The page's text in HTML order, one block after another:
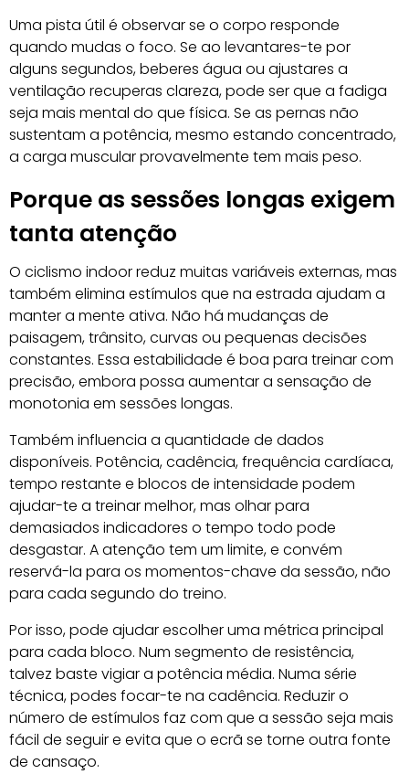
Uma pista útil é observar se o corpo responde
quando mudas o foco. Se ao levantares-te por
alguns segundos, beberes água ou ajustares a
ventilação recuperas clareza, pode ser que a fadiga
seja mais mental do que física. Se as pernas não
sustentam a potência, mesmo estando concentrado,
a carga muscular provavelmente tem mais peso.
Porque as sessões longas exigem
tanta atenção
O ciclismo indoor reduz muitas variáveis externas, mas
também elimina estímulos que na estrada ajudam a
manter a mente ativa. Não há mudanças de
paisagem, trânsito, curvas ou pequenas decisões
constantes. Essa estabilidade é boa para treinar com
precisão, embora possa aumentar a sensação de
monotonia em sessões longas.
Também influencia a quantidade de dados
disponíveis. Potência, cadência, frequência cardíaca,
tempo restante e blocos de intensidade podem
ajudar-te a treinar melhor, mas olhar para
demasiados indicadores o tempo todo pode
desgastar. A atenção tem um limite, e convém
reservá-la para os momentos-chave da sessão, não
para cada segundo do treino.
Por isso, pode ajudar escolher uma métrica principal
para cada bloco. Num segmento de resistência,
talvez baste vigiar a potência média. Numa série
técnica, podes focar-te na cadência. Reduzir o
número de estímulos faz com que a sessão seja mais
fácil de seguir e evita que o ecrã se torne outra fonte
de cansaço.